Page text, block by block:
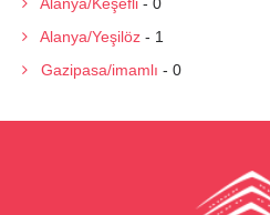
Alanya/Yeşilöz - 1
Gazipasa/imamlı - 0